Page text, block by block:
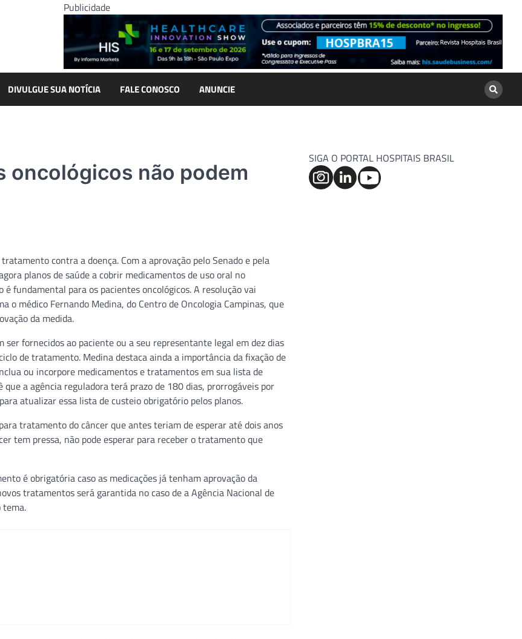
Publicidade
DIVULGUE SUA NOTÍCIA FALE CONOSCO ANUNCIE
oncológicos não podem
contra a doença. Com a aprovação pelo Senado e pela
planos de saúde a cobrir medicamentos de uso oral no
fundamental para os pacientes oncológicos. A resolução vai
o médico Fernando Medina, do Centro de Oncologia Campinas, que
da medida.
fornecidos ao paciente ou a seu representante legal em dez dias
de tratamento. Medina destaca ainda a importância da fixação de
ou incorpore medicamentos e tratamentos em sua lista de
a agência reguladora terá prazo de 180 dias, prorrogáveis por
atualizar essa lista de custeio obrigatório pelos planos.
tratamento do câncer que antes teriam de esperar até dois anos
tem pressa, não pode esperar para receber o tratamento que
é obrigatória caso as medicações já tenham aprovação da
tratamentos será garantida no caso de a Agência Nacional de
tema.
SIGA O PORTAL HOSPITAIS BRASIL